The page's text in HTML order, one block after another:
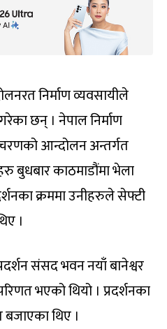
निर्माण व्यवसायीले
छन् । नेपाल निर्माण
आन्दोलन अन्तर्गत
बुधबार काठमाडौंमा भेला
क्रममा उनीहरुले सेफ्टी
।
संसद भवन नयाँ बानेश्वर
भएको थियो । प्रदर्शनका
थिए ।